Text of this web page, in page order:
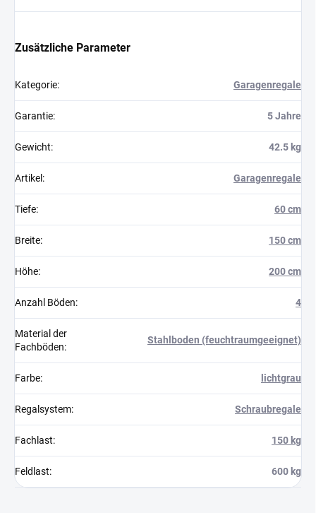
Zusätzliche Parameter
Kategorie: Garagenregale
Garantie: 5 Jahre
Gewicht: 42.5 kg
Artikel : Garagenregale
Tiefe: 60 cm
Breite: 150 cm
Höhe: 200 cm
Anzahl Böden: 4
Material der
Fachböden:
Stahlboden (feuchtraumgeeignet)
Farbe: lichtgrau
Regalsystem: Schraubregale
Fachlast: 150 kg
Feldlast: 600 kg